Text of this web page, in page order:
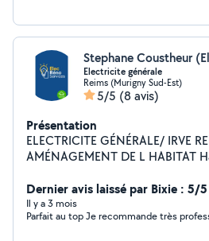
Stephane Coustheur
Electricite générale
Reims (Murigny Sud-Est)
5/5 (8 avis)
Présentation
ELECTRICITE GÉNÉRALE/ IRVE
AMÉNAGEMENT DE L HABITAT Habilitations électrique
Dernier avis laissé par Bixie : 5/5
Il y a 3 mois
Parfait au top Je recommande très